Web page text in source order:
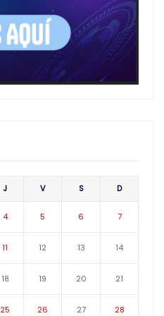
J V S D
4 5 6 7
11 12 13 14
18 19 20 21
25 26 27 28